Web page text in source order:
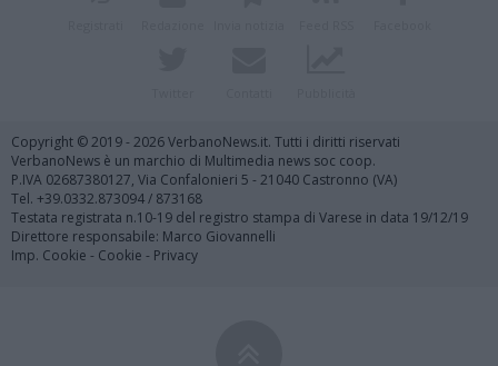
Copyright © 2019 - 2026 VerbanoNews.it. Tutti i diritti riservati
VerbanoNews è un marchio di Multimedia news soc coop.
P.IVA 02687380127, Via Confalonieri 5 - 21040 Castronno (VA)
Tel. +39.0332.873094 / 873168
Testata registrata n.10-19 del registro stampa di Varese in data 19/12/19
Direttore responsabile: Marco Giovannelli
Imp. Cookie - Cookie - Privacy